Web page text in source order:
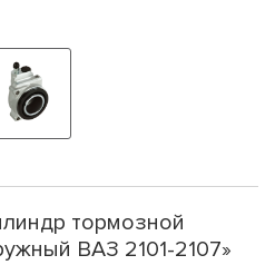
тормозной
ВАЗ 2101-2107»